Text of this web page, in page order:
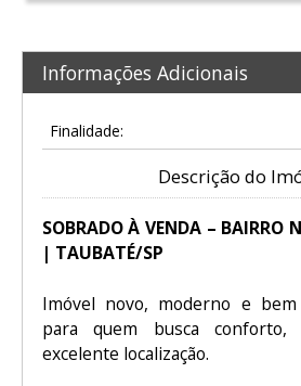
Informações Adicionais
Finalidade:
Descrição do
SOBRADO À VENDA – BAIRRO
| TAUBATÉ/SP
Imóvel novo, moderno e
para quem busca conforto,
excelente localização.